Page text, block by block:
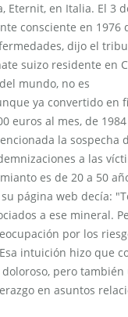
en Italia. El 3
consciente en 1976
dijo el
suizo residente en
mundo, no es
ya convertido en
euros al mes, de
la sospecha
a las
es de 20 a 50
página web decía:
a ese mineral.
por los
intuición hizo que
pero también
en asuntos